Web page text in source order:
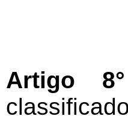
Artigo